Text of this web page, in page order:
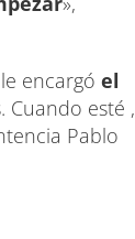
encargó el
Cuando esté ,
Pablo